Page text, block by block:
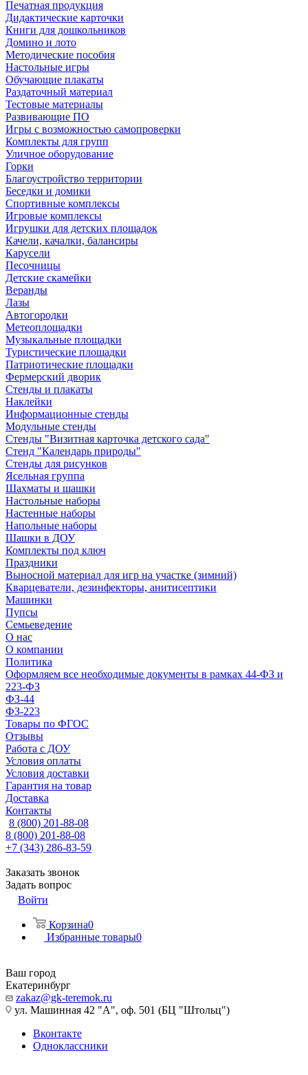
Печатная продукция
Дидактические карточки
Книги для дошкольников
Домино и лото
Методические пособия
Настольные игры
Обучающие плакаты
Раздаточный материал
Тестовые материалы
Развивающие ПО
Игры с возможностью самопроверки
Комплекты для групп
Уличное оборудование
Горки
Благоустройство территории
Беседки и домики
Спортивные комплексы
Игровые комплексы
Игрушки для детских площадок
Качели, качалки, балансиры
Карусели
Песочницы
Детские скамейки
Веранды
Лазы
Автогородки
Метеоплощадки
Музыкальные площадки
Туристические площадки
Патриотические площадки
Фермерский дворик
Стенды и плакаты
Наклейки
Информационные стенды
Модульные стенды
Стенды "Визитная карточка детского сада"
Стенд "Календарь природы"
Стенды для рисунков
Ясельная группа
Шахматы и шашки
Настольные наборы
Настенные наборы
Напольные наборы
Шашки в ДОУ
Комплекты под ключ
Праздники
Выносной материал для игр на участке (зимний)
Кварцеватели, дезинфекторы, анитисептики
Машинки
Пупсы
Семьеведение
О нас
О компании
Политика
Оформляем все необходимые документы в рамках 44-ФЗ и
223-ФЗ
ФЗ-44
ФЗ-223
Товары по ФГОС
Отзывы
Работа с ДОУ
Условия оплаты
Условия доставки
Гарантия на товар
Доставка
Контакты
8 (800) 201-88-08
8 (800) 201-88-08
+7 (343) 286-83-59
Заказать звонок
Задать вопрос
Войти
Корзина0
Избранные товары0
Ваш город
Екатеринбург
zakaz@gk-teremok.ru
ул. Машинная 42 "А", оф. 501 (БЦ "Штольц")
Вконтакте
Одноклассники